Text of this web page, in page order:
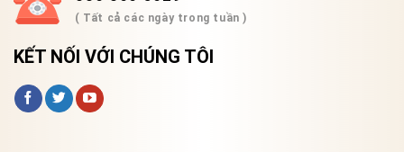
( Tất cả các ngày trong tuần )
KẾT NỐI VỚI CHÚNG TÔI